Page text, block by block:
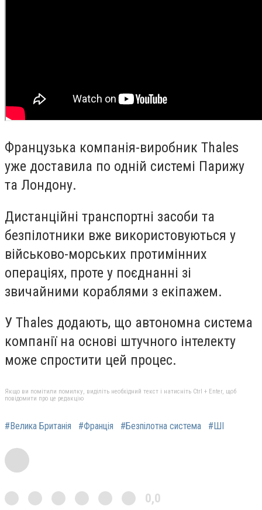
Французька компанія-виробник Thales
уже доставила по одній системі Парижу
та Лондону.
Дистанційні транспортні засоби та
безпілотники вже використовуються у
військово-морських протимінних
операціях, проте у поєднанні зі
звичайними кораблями з екіпажем.
У Thales додають, що автономна система
компанії на основі штучного інтелекту
може спростити цей процес.
Якщо ви помітили помилку, виділіть необхідний текст і натисніть Ctrl + Enter, щоб
повідомити про це редакцію
#Велика Британія #Франція #Безпілотна система #ШІ
0,0